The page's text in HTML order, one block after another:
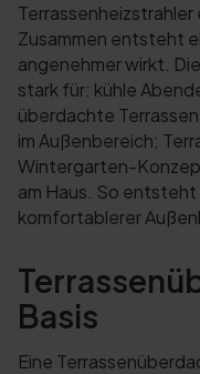
Terrassenheizstrahler
Zusammen entsteht
angenehmer wirkt.
stark für: kühle
überdachte
im Außenbereich;
Wintergarten-
am Haus. So entsteht
komfortablerer
Basis
Eine